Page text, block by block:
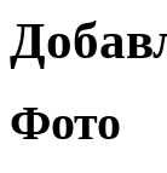
Фото